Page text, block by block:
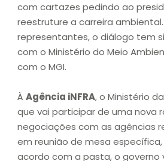
com cartazes pedindo ao
reestruture a carreira
representantes, o diálogo tem
com o Ministério do Meio
com o MGI.
À Agência iNFRA, o Ministério
que vai participar de uma nova
negociações com as agências
em reunião de mesa
acordo com a pasta, o governo